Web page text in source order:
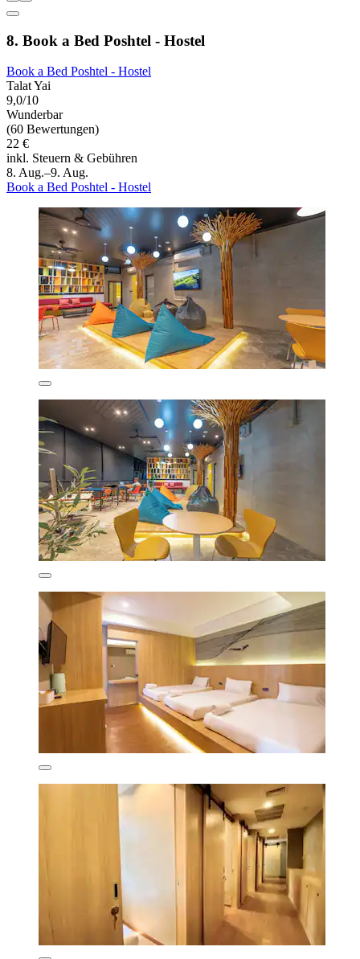
8. Book a Bed Poshtel - Hostel
Book a Bed Poshtel - Hostel
Talat Yai
9,0/10
Wunderbar
(60 Bewertungen)
22 €
inkl. Steuern & Gebühren
8. Aug.–9. Aug.
Book a Bed Poshtel - Hostel